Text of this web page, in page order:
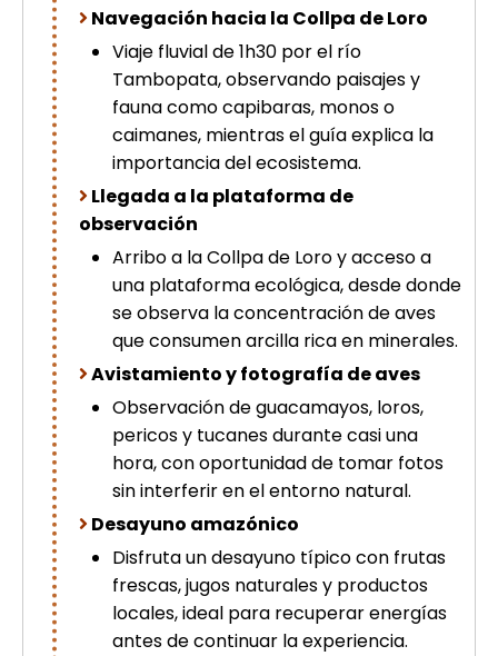
Navegación hacia la Collpa de Loro
Viaje fluvial de 1h30 por el río
Tambopata, observando paisajes y
fauna como capibaras, monos o
caimanes, mientras el guía explica la
importancia del ecosistema.
Llegada a la plataforma de
observación
Arribo a la Collpa de Loro y acceso a
una plataforma ecológica, desde donde
se observa la concentración de aves
que consumen arcilla rica en minerales.
Avistamiento y fotografía de aves
Observación de guacamayos, loros,
pericos y tucanes durante casi una
hora, con oportunidad de tomar fotos
sin interferir en el entorno natural.
Desayuno amazónico
Disfruta un desayuno típico con frutas
frescas, jugos naturales y productos
locales, ideal para recuperar energías
antes de continuar la experiencia.